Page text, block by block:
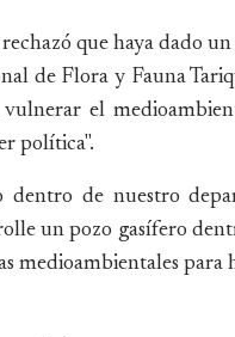
que haya dado
de Flora y Fauna
vulnerar el
política".
dentro de nuestro
un pozo gasífero
medioambientales